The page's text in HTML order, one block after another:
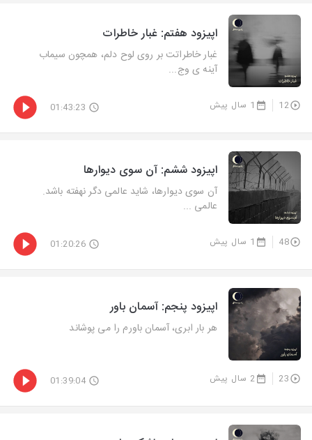
اپیزود هفتم: غبار خاطرات
غبار خاطراتت بر روی لوح دلم، همچون سیماب
آینه ی وج...
12 1 سال پیش 01:43:23
اپیزود ششم: آن سوی دیوارها
آن­ سوی دیوارها، شاید عالمی دگر نهفته باشد.
عالمی ...
48 1 سال پیش 01:20:26
اپیزود پنجم: آسمان باور
هر بار ابری، آسمان باورم را می پوشاند
23 2 سال پیش 01:39:04